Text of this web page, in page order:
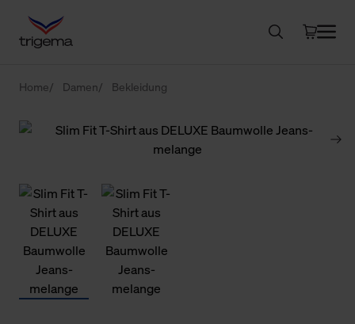
Home Damen Bekleidung